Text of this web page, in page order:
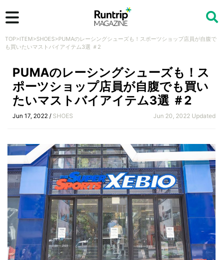
検索
TOP>ITEM>SHOES>PUMAのレーシングシューズも！スポーツショップ店員が自腹で
も買いたいマストバイアイテム3選 ＃2
PUMAのレーシングシューズも！ス
ポーツショップ店員が自腹でも買い
たいマストバイアイテム3選 ＃2
Jun 17, 2022 / SHOES Jun 20, 2022 Updated